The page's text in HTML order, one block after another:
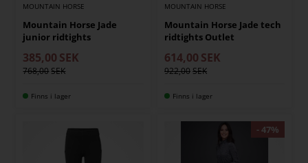
MOUNTAIN HORSE
Mountain Horse Jade
junior ridtights
385,00 SEK
768,00
Finns i lager
MOUNTAIN HORSE
Mountain Horse Jade tech
ridtights Outlet
614,00 SEK
922,00
Finns i lager